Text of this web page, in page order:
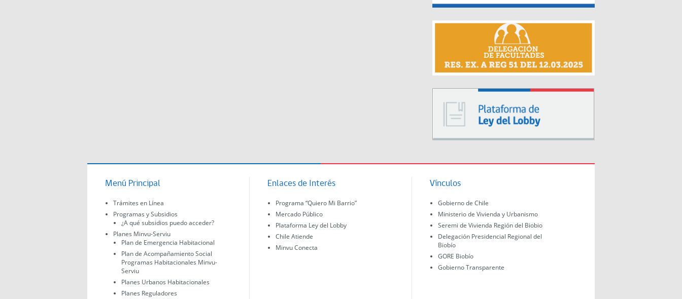
Menú Principal
Trámites en Línea
Programas y Subsidios
¿A qué subsidios puedo acceder?
Planes Minvu-Serviu
Plan de Emergencia Habitacional
Plan de Acompañamiento Social
Programas Habitacionales Minvu-
Serviu
Planes Urbanos Habitacionales
Planes Reguladores
Enlaces de Interés
Programa “Quiero Mi Barrio”
Mercado Público
Plataforma Ley del Lobby
Chile Atiende
Minvu Conecta
Vínculos
Gobierno de Chile
Ministerio de Vivienda y Urbanismo
Seremi de Vivienda Región del Biobio
Delegación Presidencial Regional del
Biobío
GORE Biobío
Gobierno Transparente